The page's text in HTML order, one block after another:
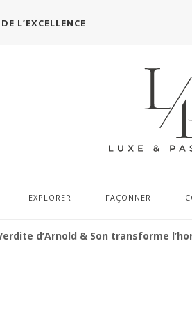
L’EXCELLENCE
EXPLORER FAÇONNER
d’Arnold & Son transforme